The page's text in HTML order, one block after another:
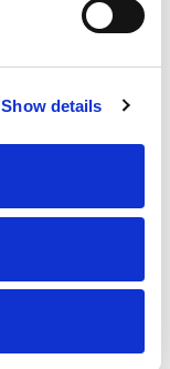
Show details